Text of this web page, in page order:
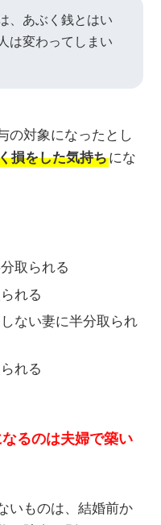
、あぶく銭とはい
は変わってしまい
の対象になったとし
損をした気持ちにな
取られる
れる
ない妻に半分取られ
れる
るのは夫婦で築い
いものは、結婚前か